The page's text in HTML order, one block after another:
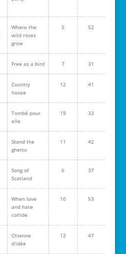
Where the
wild roses
grow
5 52
Free as a bird 7 31
Country
house
12 41
Tombé pour
elle
19 33
Stand the
ghetto
11 42
Song of
Scatland
6 37
When love
and hate
collide
10 53
Chienne
d'idée
12 47